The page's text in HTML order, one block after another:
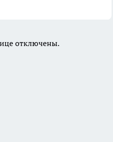
отключены.